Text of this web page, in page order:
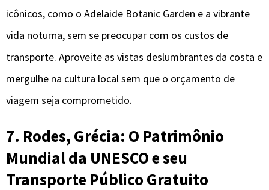
icônicos, como o Adelaide Botanic Garden e a vibrante
vida noturna, sem se preocupar com os custos de
transporte. Aproveite as vistas deslumbrantes da costa e
mergulhe na cultura local sem que o orçamento de
viagem seja comprometido.
7. Rodes, Grécia: O Patrimônio
Mundial da UNESCO e seu
Transporte Público Gratuito